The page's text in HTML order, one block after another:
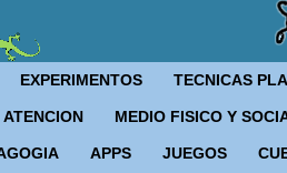
EXPERIMENTOS TECNICAS
ATENCION MEDIO FISICO Y
APPS JUEGOS